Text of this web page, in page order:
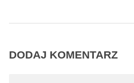
DODAJ KOMENTARZ